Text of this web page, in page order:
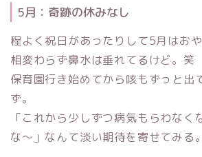
5月：奇跡の休みなし
程よく祝日があったりして5月はおや
相変わらず鼻水は垂れてるけど。笑
保育園行き始めてから咳もずっと出
ず。
「これから少しずつ病気もらわなく
な〜」なんて淡い期待を寄せてみる。